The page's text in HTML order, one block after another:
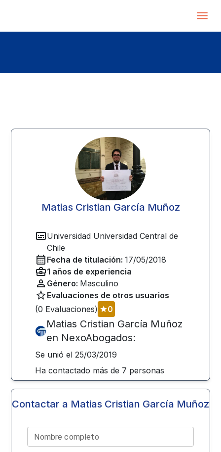
Matias Cristian García Muñoz
Universidad Universidad Central de
Chile
Fecha de titulación: 17/05/2018
1 años de experiencia
Género: Masculino
Evaluaciones de otros usuarios
(0 Evaluaciones) 0
Matias Cristian García Muñoz
en NexoAbogados:
Se unió el 25/03/2019
Ha contactado más de 7 personas
Contactar a Matias Cristian García Muñoz
Nombre completo